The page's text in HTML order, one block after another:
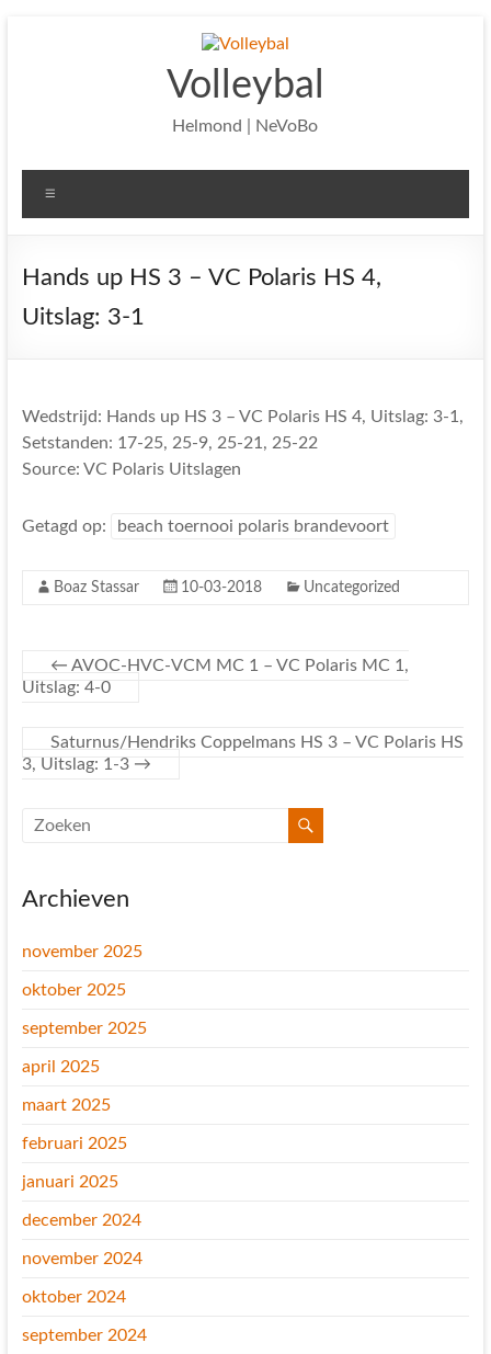
Volleybal
Helmond | NeVoBo
Hands up HS 3 – VC Polaris HS 4,
Uitslag: 3-1
Wedstrijd: Hands up HS 3 – VC Polaris HS 4, Uitslag: 3-1,
Setstanden: 17-25, 25-9, 25-21, 25-22
Source: VC Polaris Uitslagen
Getagd op: beach toernooi polaris brandevoort
Boaz Stassar 10-03-2018 Uncategorized
← AVOC-HVC-VCM MC 1 – VC Polaris MC 1,
Uitslag: 4-0
Saturnus/Hendriks Coppelmans HS 3 – VC Polaris HS
3, Uitslag: 1-3 →
Archieven
november 2025
oktober 2025
september 2025
april 2025
maart 2025
februari 2025
januari 2025
december 2024
november 2024
oktober 2024
september 2024